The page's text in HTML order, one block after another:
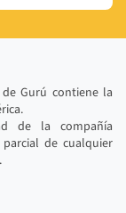
Gurú contiene la
de la compañía
de cualquier